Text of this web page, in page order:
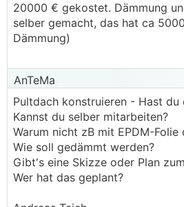
20000 € gekostet. Dämmung
selber gemacht, das hat ca
Dämmung)
AnTeMa
Pultdach konstruieren - Hast du
Kannst du selber mitarbeiten?
Warum nicht zB mit EPDM-Folie
Wie soll gedämmt werden?
Gibt's eine Skizze oder Plan
Wer hat das geplant?